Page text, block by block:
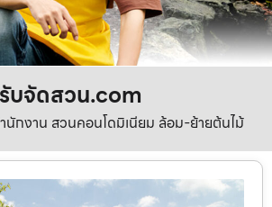
รับจัดสวน.com
กงาน สวนคอนโดมิเนียม ล้อม-ย้ายต้นไม้